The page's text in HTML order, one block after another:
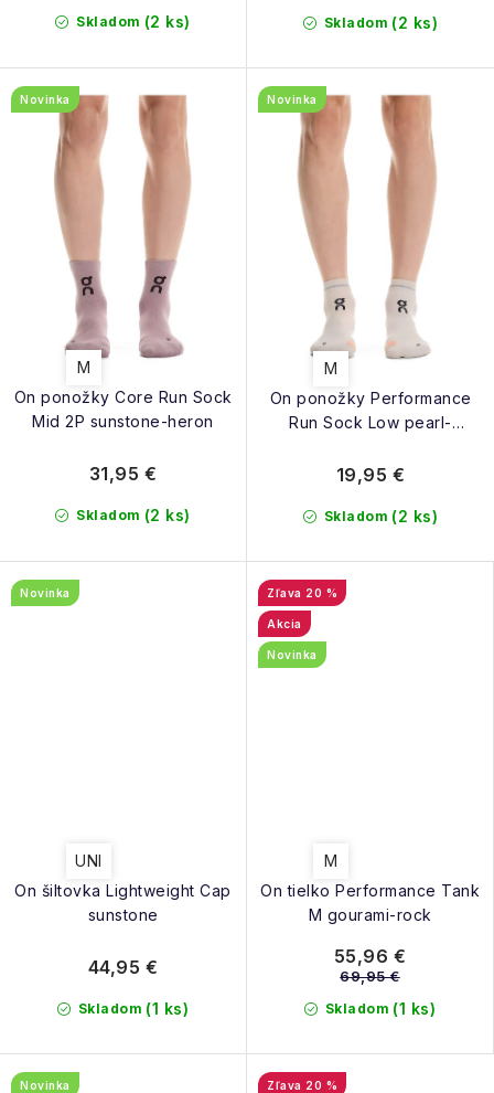
Skladom (2 ks) Skladom (2 ks)
On ponožky Core Run Sock
Mid 2P sunstone-heron
Novinka
M
Skladom (2 ks)
31,95 €
On ponožky Performance
Run Sock Low pearl-
Novinka
M
Skladom (2 ks)
19,95 €
On šiltovka Lightweight Cap
sunstone
Novinka
UNI
Skladom (1 ks)
44,95 €
On tielko Performance Tank
M gourami-rock
20 %
Akcia
Novinka
M
Skladom (1 ks)
55,96 €
69,95 €
Novinka 20 %